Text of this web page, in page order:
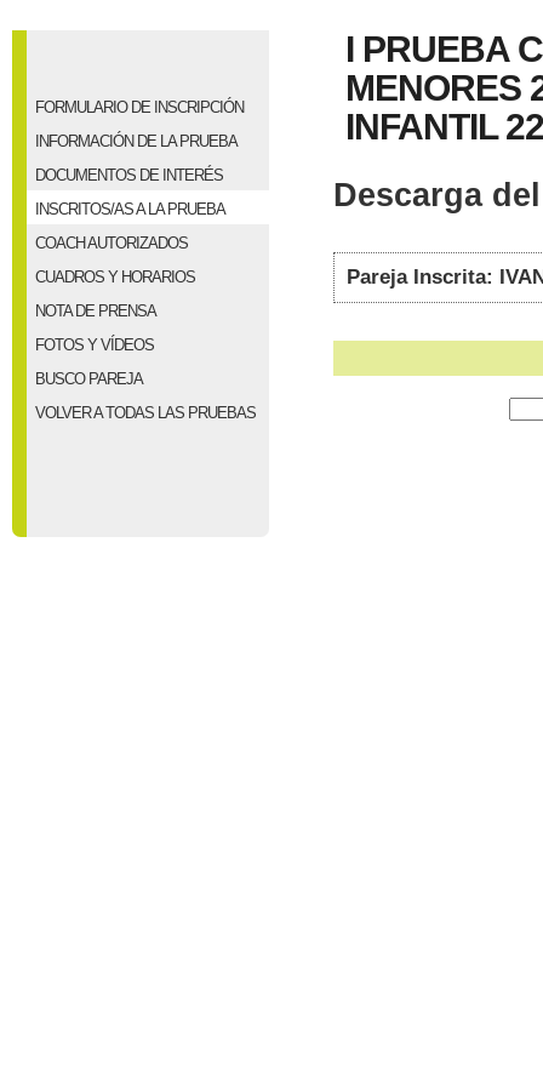
FORMULARIO DE INSCRIPCIÓN
INFORMACIÓN DE LA PRUEBA
DOCUMENTOS DE INTERÉS
INSCRITOS/AS A LA PRUEBA
COACH AUTORIZADOS
CUADROS Y HORARIOS
NOTA DE PRENSA
FOTOS Y VÍDEOS
BUSCO PAREJA
VOLVER A TODAS LAS PRUEBAS
I PRUEBA
MENORES
INFANTIL
Descarga
Pareja Inscrita: